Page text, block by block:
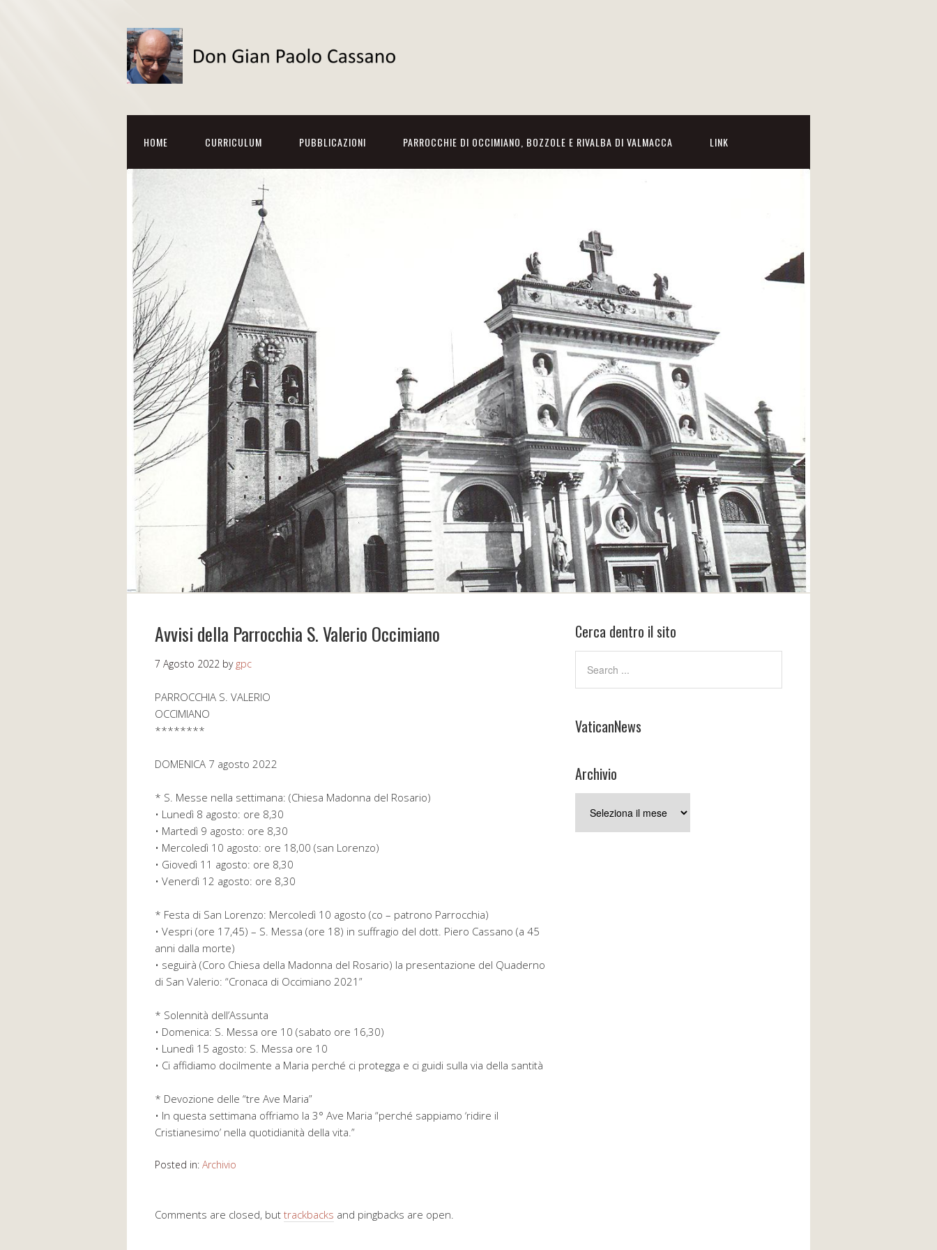
HOME CURRICULUM PUBBLICAZIONI PARROCCHIE DI OCCIMIANO, BOZZOLE E RIVALBA DI VALMACCA LINK
Avvisi della Parrocchia S. Valerio Occimiano
7 Agosto 2022 by gpc
PARROCCHIA S. VALERIO
OCCIMIANO
********
DOMENICA 7 agosto 2022
* S. Messe nella settimana: (Chiesa Madonna del Rosario)
• Lunedì 8 agosto: ore 8,30
• Martedì 9 agosto: ore 8,30
• Mercoledì 10 agosto: ore 18,00 (san Lorenzo)
• Giovedì 11 agosto: ore 8,30
• Venerdì 12 agosto: ore 8,30
* Festa di San Lorenzo: Mercoledì 10 agosto (co – patrono Parrocchia)
• Vespri (ore 17,45) – S. Messa (ore 18) in suffragio del dott. Piero Cassano (a 45
anni dalla morte)
• seguirà (Coro Chiesa della Madonna del Rosario) la presentazione del Quaderno
di San Valerio: “Cronaca di Occimiano 2021”
* Solennità dell’Assunta
• Domenica: S. Messa ore 10 (sabato ore 16,30)
• Lunedì 15 agosto: S. Messa ore 10
• Ci affidiamo docilmente a Maria perché ci protegga e ci guidi sulla via della santità
* Devozione delle “tre Ave Maria”
• In questa settimana offriamo la 3° Ave Maria “perché sappiamo ‘ridire il
Cristianesimo’ nella quotidianità della vita.”
Posted in: Archivio
Comments are closed, but trackbacks and pingbacks are open.
Cerca dentro il sito
VaticanNews
Archivio